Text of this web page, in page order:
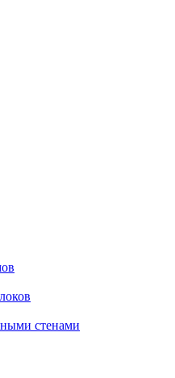
стенами